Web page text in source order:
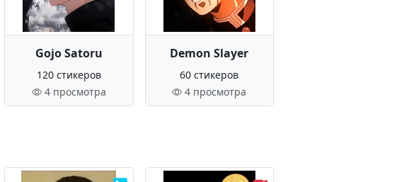
Gojo Satoru
120 стикеров
4 просмотра
Demon Slayer
60 стикеров
4 просмотра